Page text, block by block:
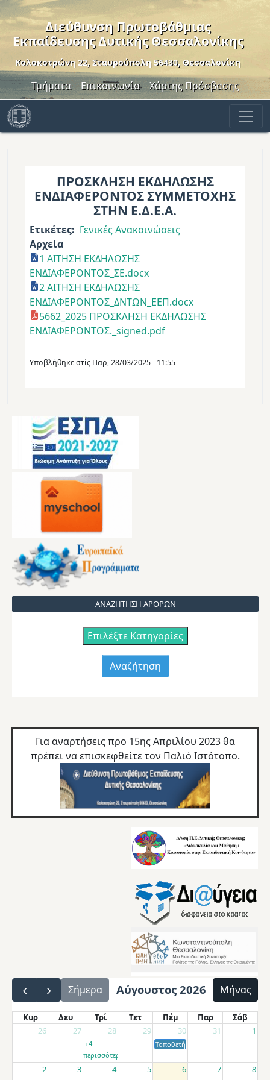
Παράκαμψη προς το κυρίως περιεχόμενο
Διεύθυνση Πρωτοβάθμιας
Εκπαίδευσης Δυτικής Θεσσαλονίκης
Κολοκοτρώνη 22, Σταυρούπολη 56430, Θεσσαλονίκη
Header Menu
Τμήματα Επικοινωνία Χάρτης Πρόσβασης
ΑΝΑΖΗΤΗΣΗ ΑΡΘΡΩΝ
Επιλέξτε Κατηγορίες
ΠΡΟΣΚΛΗΣΗ ΕΚΔΗΛΩΣΗΣ
ΕΝΔΙΑΦΕΡΟΝΤΟΣ ΣΥΜΜΕΤΟΧΗΣ
ΣΤΗΝ Ε.Δ.Ε.Α.
Ετικέτες
Γενικές Ανακοινώσεις
Αρχεία
1 ΑΙΤΗΣΗ ΕΚΔΗΛΩΣΗΣ
ΕΝΔΙΑΦΕΡΟΝΤΟΣ_ΣΕ.docx
2 ΑΙΤΗΣΗ ΕΚΔΗΛΩΣΗΣ
ΕΝΔΙΑΦΕΡΟΝΤΟΣ_ΔΝΤΩΝ_ΕΕΠ.docx
5662_2025 ΠΡΟΣΚΛΗΣΗ ΕΚΔΗΛΩΣΗΣ
ΕΝΔΙΑΦΕΡΟΝΤΟΣ._signed.pdf
Υποβλήθηκε στίς Παρ, 28/03/2025 - 11:55
Για αναρτήσεις προ 15ης Απριλίου 2023 θα
πρέπει να επισκεφθείτε τον Παλιό Ιστότοπο.
Σήμερα Αύγουστος 2026 Μήνας
Κυρ Δευ Τρί Τετ Πέμ Παρ
Σάβ
26
27 28 29 30 31 1
+4
περισσότερα
Τοποθετήσεις αποσπασμένων
2 3 4 5 6 7 8